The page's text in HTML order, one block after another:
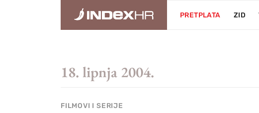
PRETPLATA ZID
18. lipnja 2004.
FILMOVI I SERIJE